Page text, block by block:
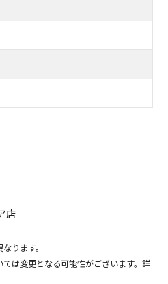
店
ります。
は変更となる可能性がございます。詳